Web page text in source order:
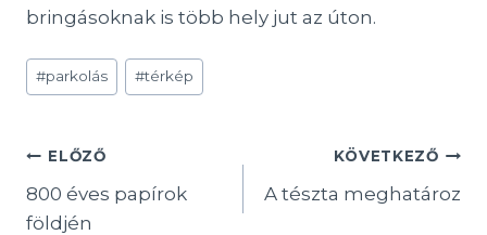
bringásoknak is több hely jut az úton.
Post
Tags:
#parkolás #térkép
Bejegyzés
navigáció
ELŐZŐ
800 éves papírok
földjén
KÖVETKEZŐ
A tészta meghatároz